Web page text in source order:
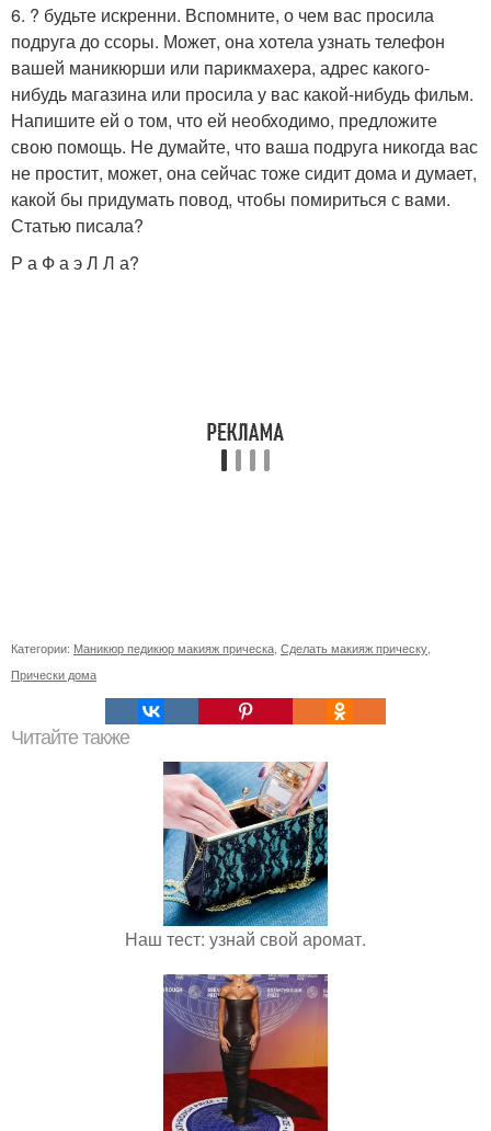
6. ? будьте искренни. Вспомните, о чем вас просила
подруга до ссоры. Может, она хотела узнать телефон
вашей маникюрши или парикмахера, адрес какого-
нибудь магазина или просила у вас какой-нибудь фильм.
Напишите ей о том, что ей необходимо, предложите
свою помощь. Не думайте, что ваша подруга никогда вас
не простит, может, она сейчас тоже сидит дома и думает,
какой бы придумать повод, чтобы помириться с вами.
Статью писала?
Р а Ф а э Л Л а?
Категории: Маникюр педикюр макияж прическа Сделать макияж прическу
Прически дома
Читайте также
Наш тест: узнай свой аромат.